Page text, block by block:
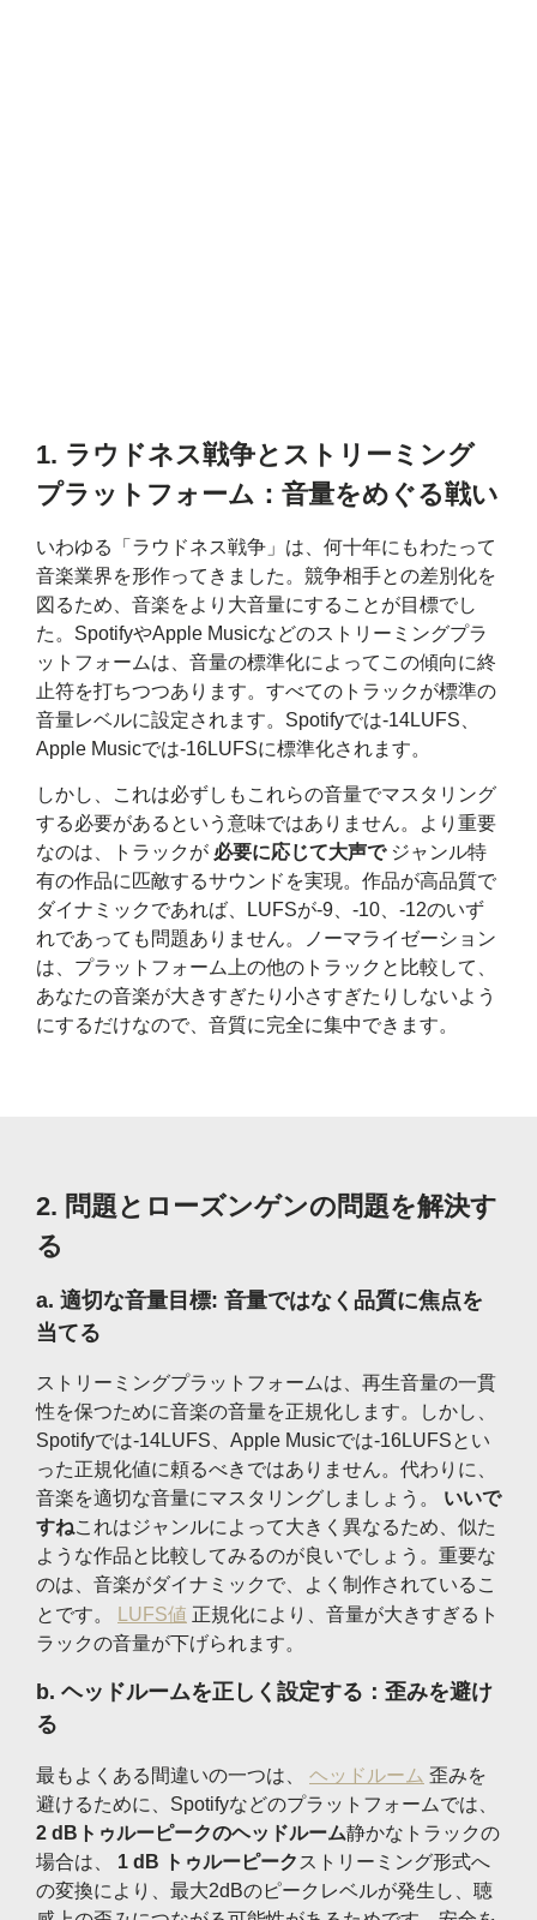
1. ラウドネス戦争とストリーミング
プラットフォーム：音量をめぐる戦い
いわゆる「ラウドネス戦争」は、何十年にもわたって
音楽業界を形作ってきました。競争相手との差別化を
図るため、音楽をより大音量にすることが目標でし
た。SpotifyやApple Musicなどのストリーミングプラ
ットフォームは、音量の標準化によってこの傾向に終
止符を打ちつつあります。すべてのトラックが標準の
音量レベルに設定されます。Spotifyでは-14LUFS、
Apple Musicでは-16LUFSに標準化されます。
しかし、これは必ずしもこれらの音量でマスタリング
する必要があるという意味ではありません。より重要
なのは、トラックが 必要に応じて大声でジャンル特
有の作品に匹敵するサウンドを実現。作品が高品質で
ダイナミックであれば、LUFSが-9、-10、-12のいず
れであっても問題ありません。ノーマライゼーション
は、プラットフォーム上の他のトラックと比較して、
あなたの音楽が大きすぎたり小さすぎたりしないよう
にするだけなので、音質に完全に集中できます。
2. 問題とローズンゲンの問題を解決す
る
a. 適切な音量目標: 音量ではなく品質に焦点を
当てる
ストリーミングプラットフォームは、再生音量の一貫
性を保つために音楽の音量を正規化します。しかし、
Spotifyでは-14LUFS、Apple Musicでは-16LUFSとい
った正規化値に頼るべきではありません。代わりに、
音楽を適切な音量にマスタリングしましょう。 いいで
すねこれはジャンルによって大きく異なるため、似た
ような作品と比較してみるのが良いでしょう。重要な
のは、音楽がダイナミックで、よく制作されているこ
とです。
LUFS値 正規化により、音量が大きすぎるト
ラックの音量が下げられます。
b. ヘッドルームを正しく設定する：歪みを避け
る
最もよくある間違いの一つは、 ヘッドルーム 歪みを
避けるために、Spotifyなどのプラットフォームでは、
2 dBトゥルーピークのヘッドルーム静かなトラックの
場合は、 1 dB トゥルーピーク ストリーミング形式へ
の変換により、最大2dBのピークレベルが発生し、聴